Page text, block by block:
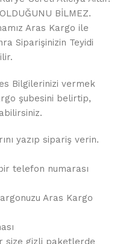
BİLMEZ.
Aras Kargo ile
Siparişinizin Teyidi
Bilgilerinizi vermek
şubesini belirtip,
yazıp sipariş verin.
telefon numarası
Aras Kargo
size gizli paketlerde